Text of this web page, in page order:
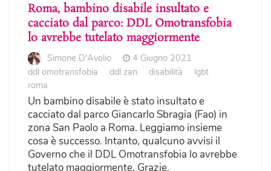
Roma, bambino disabile insultato e
cacciato dal parco: DDL Omotransfobia
lo avrebbe tutelato maggiormente
Simone D'Avolio
4 Giugno 2021
ddl omotransfobia
ddl zan disabilità
lgbt
roma
Un bambino disabile è stato insultato e
cacciato dal parco Giancarlo Sbragia (Fao) in
zona San Paolo a Roma. Leggiamo insieme
cosa è successo. Intanto, qualcuno avvisi il
Governo che il DDL Omotransfobia lo avrebbe
tutelato maggiormente. Grazie.